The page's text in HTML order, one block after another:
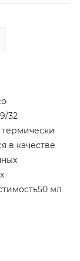
32
термически
в качестве
мл